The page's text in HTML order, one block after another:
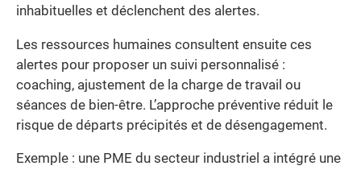
inhabituelles et déclenchent des alertes.
Les ressources humaines consultent ensuite ces
alertes pour proposer un suivi personnalisé :
coaching, ajustement de la charge de travail ou
séances de bien-être. L’approche préventive réduit le
risque de départs précipités et de désengagement.
Exemple : une PME du secteur industriel a intégré une